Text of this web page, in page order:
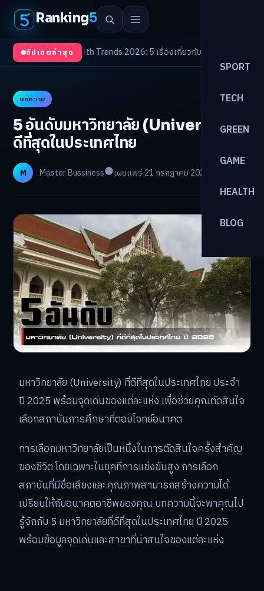
Ranking5
SPORT
TECH
GREEN
GAME
HEALTH
BLOG
อัปเดตล่าสุด
Health Trends 2026: 5 เรื่องเกี่ยวกับการแพทย์ที่ควรรู้
บทความ
5 อันดับมหาวิทยาลัย (University) ที่
ดีที่สุดในประเทศไทย
M Master Bussiness เผยแพร่ 21 กรกฎาคม 2025
มหาวิทยาลัย (University) ที่ดีที่สุดในประเทศไทย ประจำ
ปี 2025 พร้อมจุดเด่นของแต่ละแห่ง เพื่อช่วยคุณตัดสินใจ
เลือกสถาบันการศึกษาที่ตอบโจทย์อนาคต
การเลือกมหาวิทยาลัยเป็นหนึ่งในการตัดสินใจครั้งสำคัญ
ของชีวิต โดยเฉพาะในยุคที่การแข่งขันสูง การเลือก
สถาบันที่มีชื่อเสียงและคุณภาพสามารถสร้างความได้
เปรียบให้กับอนาคตอาชีพของคุณ บทความนี้จะพาคุณไป
รู้จักกับ 5 มหาวิทยาลัยที่ดีที่สุดในประเทศไทย ปี 2025
พร้อมข้อมูลจุดเด่นและสาขาที่น่าสนใจของแต่ละแห่ง